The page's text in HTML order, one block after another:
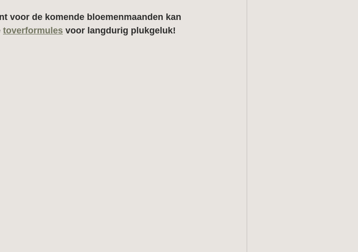
voor de komende bloemenmaanden kan
toverformules voor langdurig plukgeluk!